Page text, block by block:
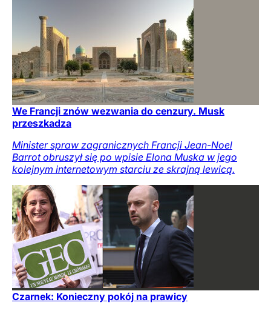
We Francji znów wezwania do cenzury. Musk
przeszkadza
Minister spraw zagranicznych Francji Jean-Noel
Barrot obruszył się po wpisie Elona Muska w jego
kolejnym internetowym starciu ze skrajną lewicą.
Czarnek: Konieczny pokój na prawicy